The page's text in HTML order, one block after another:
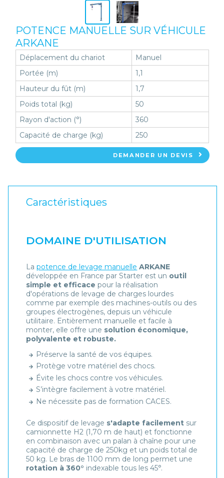
POTENCE MANUELLE SUR VÉHICULE
ARKANE
Déplacement du chariot
Manuel
Portée (m)
1,1
Hauteur du fût (m)
1,7
Poids total (kg)
50
Rayon d'action (°)
360
Capacité de charge (kg)
250
DEMANDER UN DEVIS
Caractéristiques
DOMAINE D'UTILISATION
Lapotence de levage manuelle ARKANE
développée en France par Starter est un outil
simple et efficace pour la réalisation
d'opérations de levage de charges lourdes
comme par exemple des machines-outils ou des
groupes électrogènes, depuis un véhicule
utilitaire. Entièrement manuelle et facile à
monter, elle offre une solution économique,
polyvalente et robuste.
Préserve la santé de vos équipes.
Protège votre matériel des chocs.
Évite les chocs contre vos véhicules.
S’intègre facilement à votre matériel.
Ne nécessite pas de formation CACES.
Ce dispositif de levage s'adapte facilement sur
camionnette H2 (1,70 m de haut) et fonctionne
en combinaison avec un palan à chaîne pour une
capacité de charge de 250kg et un poids total de
50 kg. Le bras de 1100 mm de long permet une
rotation à 360° indexable tous les 45°.